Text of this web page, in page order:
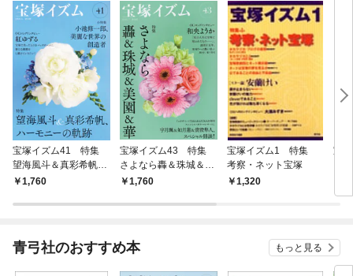
宝塚イズム41 特集
望海風斗＆真彩希帆、
ハーモニーの軌跡
1,760
宝塚イズム43 特集
さよなら轟＆珠城＆美
園＆華
1,760
宝塚イズム1 特集
考察・ネット宝塚
1,320
宝
青弓社のおすすめ本 もっと見る